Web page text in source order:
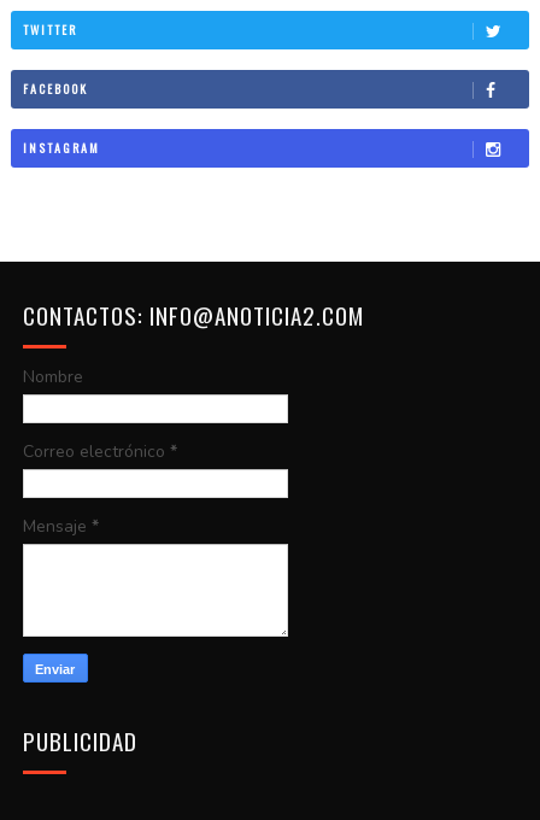
TWITTER
FACEBOOK
INSTAGRAM
CONTACTOS: INFO@ANOTICIA2.COM
Nombre
Correo electrónico *
Mensaje *
PUBLICIDAD